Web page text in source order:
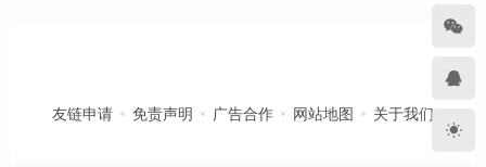
友链申请 免责声明 广告合作 网站地图 关于我们